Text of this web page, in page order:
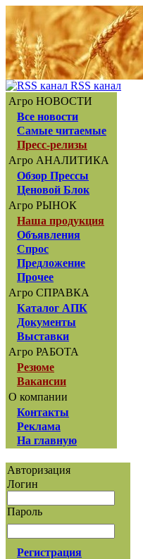
RSS канал
Агро НОВОСТИ
Все новости
Самые читаемые
Пресс-релизы
Агро АНАЛИТИКА
Обзор Прессы
Ценовой Блок
Агро РЫНОК
Наша продукция
Объявления
Спрос
Предложение
Прочее
Агро СПРАВКА
Каталог АПК
Документы
Выставки
Агро РАБОТА
Резюме
Вакансии
О компании
Контакты
Реклама
На главную
Авторизация
Логин
Пароль
Регистрация